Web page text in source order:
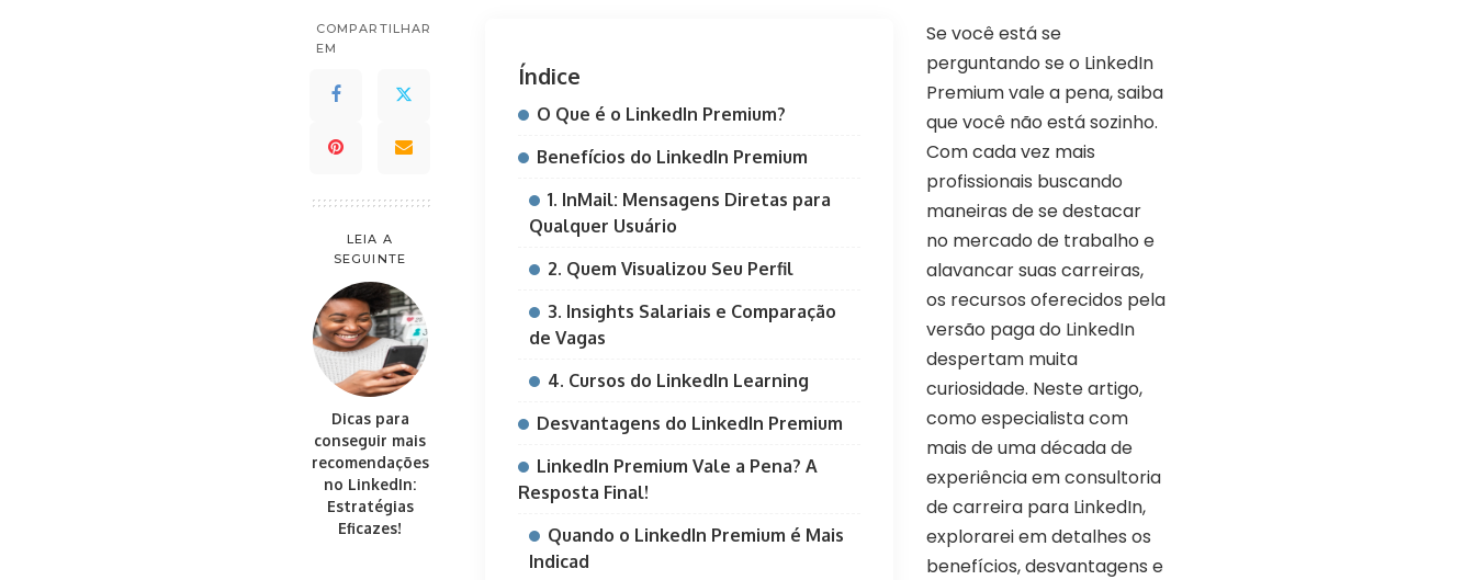
COMPARTILHAR
EM
LEIA A
SEGUINTE
Dicas para
conseguir mais
recomendações
no LinkedIn:
Estratégias
Eficazes!
Índice
O Que é o LinkedIn Premium?
Benefícios do LinkedIn Premium
1. InMail: Mensagens Diretas para
Qualquer Usuário
2. Quem Visualizou Seu Perfil
3. Insights Salariais e Comparação
de Vagas
4. Cursos do LinkedIn Learning
Desvantagens do LinkedIn Premium
LinkedIn Premium Vale a Pena? A
Resposta Final!
Quando o LinkedIn Premium é Mais
Indicad
Se você está se
perguntando se o LinkedIn
Premium vale a pena, saiba
que você não está sozinho.
Com cada vez mais
profissionais buscando
maneiras de se destacar
no mercado de trabalho e
alavancar suas carreiras,
os recursos oferecidos pela
versão paga do LinkedIn
despertam muita
curiosidade. Neste artigo,
como especialista com
mais de uma década de
experiência em consultoria
de carreira para LinkedIn,
explorarei em detalhes os
benefícios, desvantagens e